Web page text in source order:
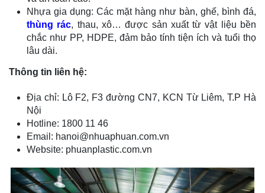
Nhựa gia dụng: Các mặt hàng như bàn, ghế, bình đá,
thùng rác, thau, xô… được sản xuất từ vật liệu bền
chắc như PP, HDPE, đảm bảo tính tiện ích và tuổi thọ
lâu dài.
Thông tin liên hệ:
Địa chỉ: Lô F2, F3 đường CN7, KCN Từ Liêm, T.P Hà
Nội
Hotline: 1800 11 46
Email: hanoi@nhuaphuan.com.vn
Website: phuanplastic.com.vn